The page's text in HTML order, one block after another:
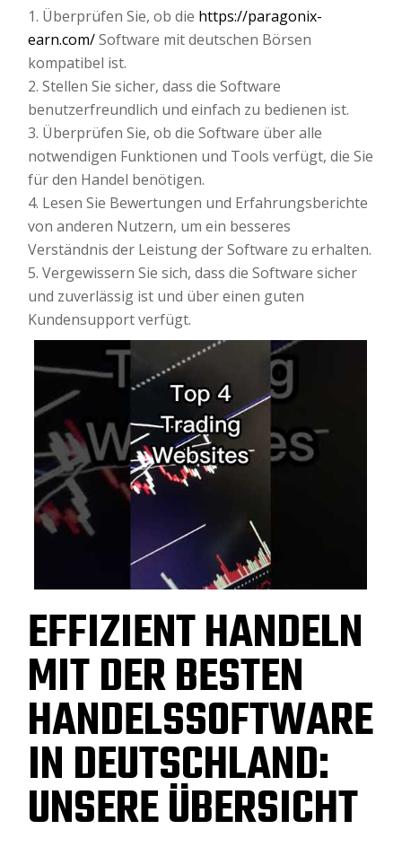
1. Überprüfen Sie, ob die https://paragonix-
earn.com/Software mit deutschen Börsen
kompatibel ist.
2. Stellen Sie sicher, dass die Software
benutzerfreundlich und einfach zu bedienen ist.
3. Überprüfen Sie, ob die Software über alle
notwendigen Funktionen und Tools verfügt, die Sie
für den Handel benötigen.
4. Lesen Sie Bewertungen und Erfahrungsberichte
von anderen Nutzern, um ein besseres
Verständnis der Leistung der Software zu erhalten.
5. Vergewissern Sie sich, dass die Software sicher
und zuverlässig ist und über einen guten
Kundensupport verfügt.
EFFIZIENT HANDELN
MIT DER BESTEN
HANDELSSOFTWARE
IN DEUTSCHLAND:
UNSERE ÜBERSICHT